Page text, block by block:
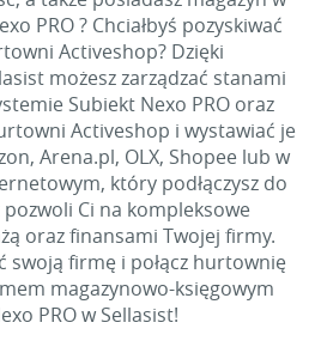
PRO ? Chciałbyś pozyskiwać
Activeshop? Dzięki
możesz zarządzać stanami
Subiekt Nexo PRO oraz
Activeshop i wystawiać je
Arena.pl, OLX, Shopee lub w
który podłączysz do
pozwoli Ci na kompleksowe
oraz finansami Twojej firmy.
swoją firmę i połącz hurtownię
magazynowo-księgowym
PRO w Sellasist!